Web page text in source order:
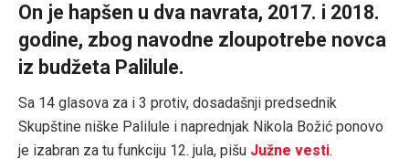
On je hapšen u dva navrata, 2017. i 2018.
godine, zbog navodne zloupotrebe novca
iz budžeta Palilule.
Sa 14 glasova za i 3 protiv, dosadašnji predsednik
Skupštine niške Palilule i naprednjak Nikola Božić ponovo
je izabran za tu funkciju 12. jula, pišu Južne vesti.